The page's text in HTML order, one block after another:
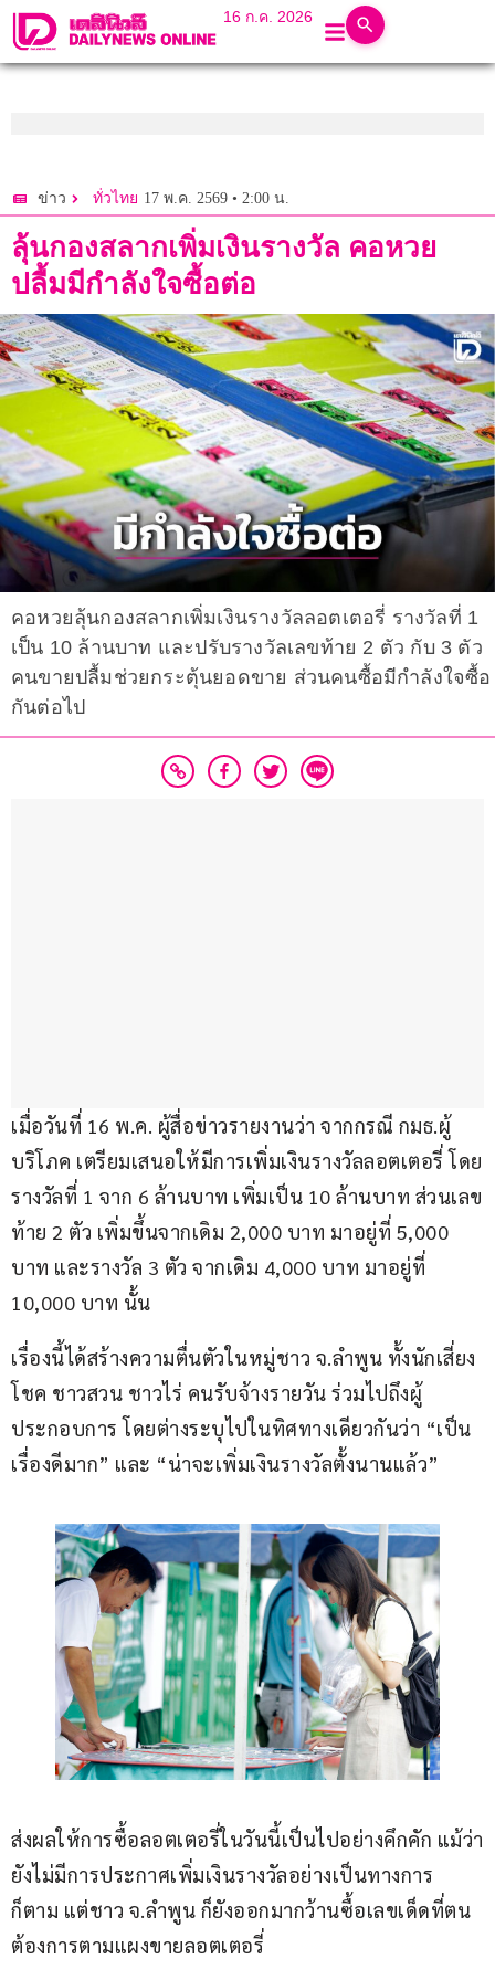
16 ก.ค. 2026
ข่าว ทั่วไทย 17 พ.ค. 2569 • 2:00 น.
ลุ้นกองสลากเพิ่มเงินรางวัล คอหวย
ปลื้มมีกำลังใจซื้อต่อ
คอหวยลุ้นกองสลากเพิ่มเงินรางวัลลอตเตอรี่ รางวัลที่ 1
เป็น 10 ล้านบาท และปรับรางวัลเลขท้าย 2 ตัว กับ 3 ตัว
คนขายปลื้มช่วยกระตุ้นยอดขาย ส่วนคนซื้อมีกำลังใจซื้อ
กันต่อไป
เมื่อวันที่ 16 พ.ค. ผู้สื่อข่าวรายงานว่า จากกรณี กมธ.ผู้
บริโภค เตรียมเสนอให้มีการเพิ่มเงินรางวัลลอตเตอรี่ โดย
รางวัลที่ 1 จาก 6 ล้านบาท เพิ่มเป็น 10 ล้านบาท ส่วนเลข
ท้าย 2 ตัว เพิ่มขึ้นจากเดิม 2,000 บาท มาอยู่ที่ 5,000
บาท และรางวัล 3 ตัว จากเดิม 4,000 บาท มาอยู่ที่
10,000 บาท นั้น
เรื่องนี้ได้สร้างความตื่นตัวในหมู่ชาว จ.ลำพูน ทั้งนักเสี่ยง
โชค ชาวสวน ชาวไร่ คนรับจ้างรายวัน ร่วมไปถึงผู้
ประกอบการ โดยต่างระบุไปในทิศทางเดียวกันว่า “เป็น
เรื่องดีมาก” และ “น่าจะเพิ่มเงินรางวัลตั้งนานแล้ว”
ส่งผลให้การซื้อลอตเตอรี่ในวันนี้เป็นไปอย่างคึกคัก แม้ว่า
ยังไม่มีการประกาศเพิ่มเงินรางวัลอย่างเป็นทางการ
ก็ตาม แต่ชาว จ.ลำพูน ก็ยังออกมากว้านซื้อเลขเด็ดที่ตน
ต้องการตามแผงขายลอตเตอรี่